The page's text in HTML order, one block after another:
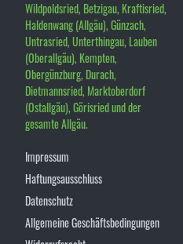
Wildpoldsried, Betzigau, Kraftisried,
Haldenwang (Allgäu), Günzach,
Untrasried, Unterthingau, Lauben
(Oberallgäu), Kempten,
Obergünzburg, Durach,
Dietmannsried, Marktoberdorf
(Ostallgäu), Görisried und der
gesamte Allgäu.
Impressum
Haftungsausschluss
Datenschutz
Allgemeine Geschäftsbedingungen